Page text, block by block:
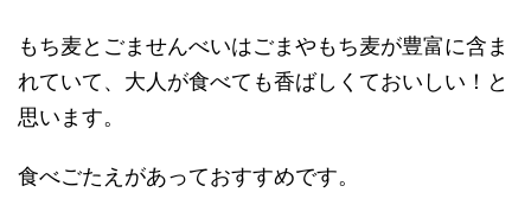
もち麦とごませんべいはごまやもち麦が豊富に含ま
れていて、大人が食べても香ばしくておいしい！と
思います。
食べごたえがあっておすすめです。